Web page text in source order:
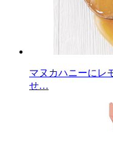
マヌカハニーにレ
せ…